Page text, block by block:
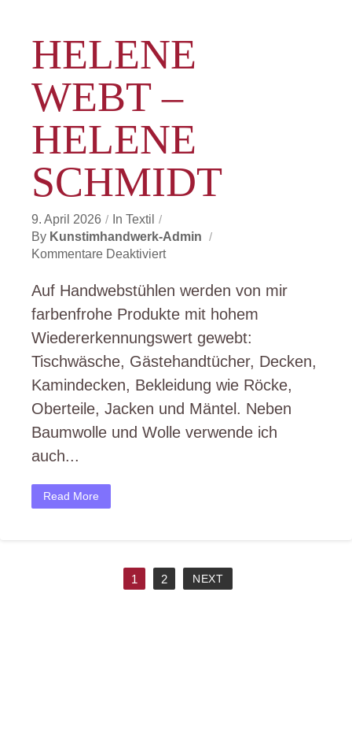
HELENE
WEBT –
HELENE
SCHMIDT
9. April 2026 In Textil
By Kunstimhandwerk-Admin
Kommentare DeaktiviertFür
Webt
Helene
Schmidt
Auf Handwebstühlen werden von mir
farbenfrohe Produkte mit hohem
Wiedererkennungswert gewebt:
Tischwäsche, Gästehandtücher, Decken,
Kamindecken, Bekleidung wie Röcke,
Oberteile, Jacken und Mäntel. Neben
Baumwolle und Wolle verwende ich
auch...
Read More
1 2 NEXT